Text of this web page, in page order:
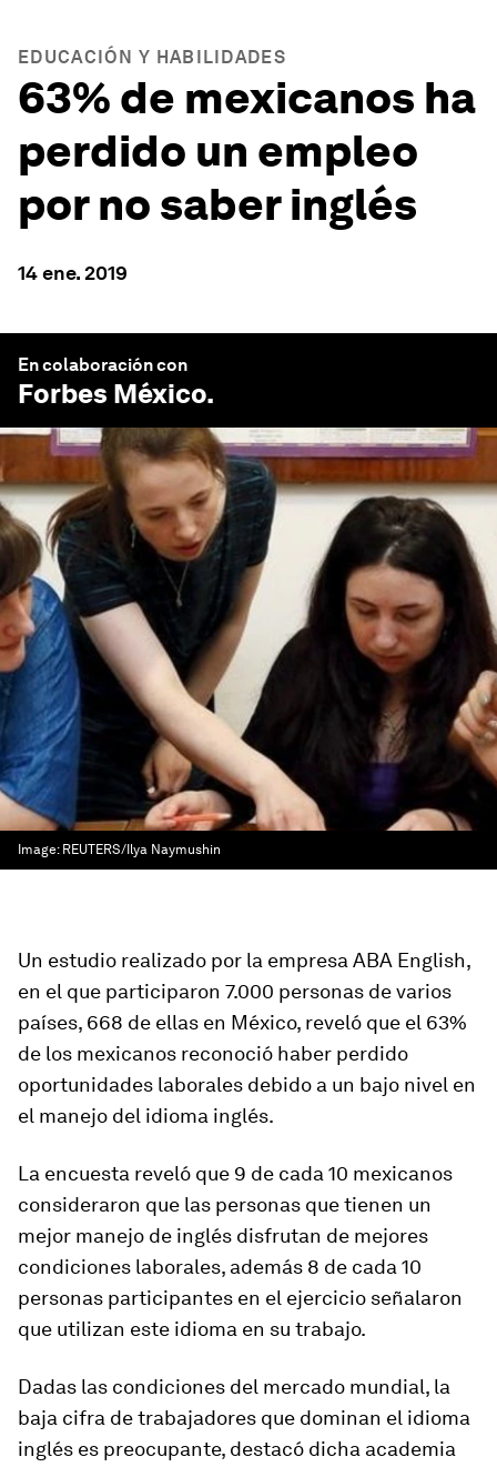
EDUCACIÓN Y HABILIDADES
63% de mexicanos ha
perdido un empleo
por no saber inglés
14 ene. 2019
En colaboración con
Forbes México.
Image: REUTERS/Ilya Naymushin
Un estudio realizado por la empresa ABA English,
en el que participaron 7.000 personas de varios
países, 668 de ellas en México, reveló que el 63%
de los mexicanos reconoció haber perdido
oportunidades laborales debido a un bajo nivel en
el manejo del idioma inglés.
La encuesta reveló que 9 de cada 10 mexicanos
consideraron que las personas que tienen un
mejor manejo de inglés disfrutan de mejores
condiciones laborales, además 8 de cada 10
personas participantes en el ejercicio señalaron
que utilizan este idioma en su trabajo.
Dadas las condiciones del mercado mundial, la
baja cifra de trabajadores que dominan el idioma
inglés es preocupante, destacó dicha academia